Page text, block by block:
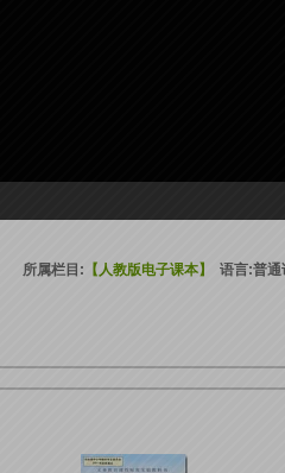
所属栏目: 【人教版电子课本】 语言:普